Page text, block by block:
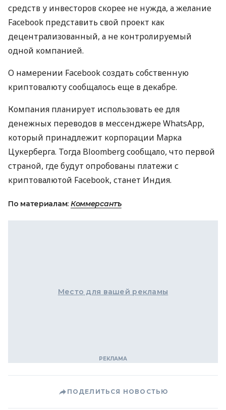
средств у инвесторов скорее не нужда, а желание
Facebook представить свой проект как
децентрализованный, а не контролируемый
одной компанией.
О намерении Facebook создать собственную
криптовалюту сообщалось еще в декабре.
Компания планирует использовать ее для
денежных переводов в мессенджере WhatsApp,
который принадлежит корпорации Марка
Цукерберга. Тогда Bloomberg сообщало, что первой
страной, где будут опробованы платежи с
криптовалютой Facebook, станет Индия.
По материалам: Коммерсантъ
Место для вашей рекламы
ПОДЕЛИТЬСЯ НОВОСТЬЮ